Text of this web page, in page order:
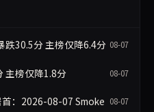
跌30.5分 主榜仅降6.4分 08-07
主榜仅降1.8分 08-07
：2026-08-07 Smoke 08-07